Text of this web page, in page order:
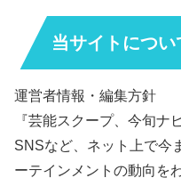
当サイトについ
運営者情報・編集方針
『芸能スクープ、今旬ナ
SNSなど、ネット上で今
ーテインメントの動向を